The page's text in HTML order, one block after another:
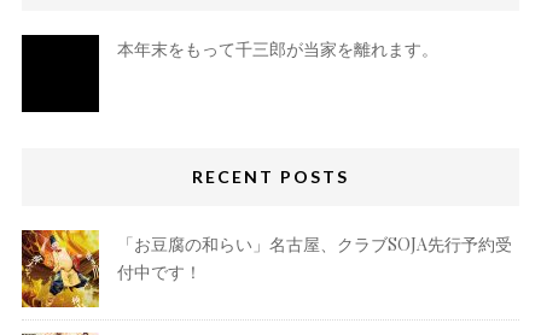
本年末をもって千三郎が当家を離れます。
RECENT POSTS
「お豆腐の和らい」名古屋、クラブSOJA先行予約受
付中です！